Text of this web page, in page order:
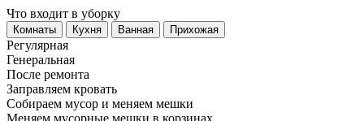
Что входит в уборку
Регу­лярная
Гене­ральная
После ремонта
Заправляем кровать
Собираем мусор и меняем мешки
Меняем мусорные мешки в корзинах